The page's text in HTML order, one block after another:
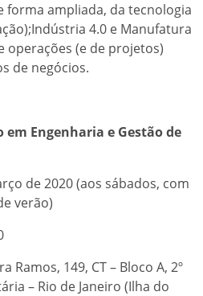
forma ampliada, da tecnologia
4.0 e Manufatura
operações (e de projetos)
de negócios.
em Engenharia e Gestão de
de 2020 (aos sábados, com
verão)
Ramos, 149, CT – Bloco A, 2º
– Rio de Janeiro (Ilha do